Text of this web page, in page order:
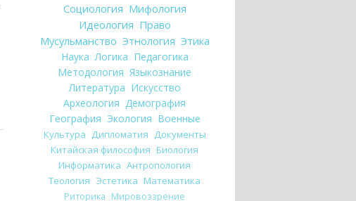
Социология Мифология
Идеология Право
Мусульманство Этнология Этика
Наука Логика Педагогика
Методология Языкознание
Литература Искусство
Археология Демография
География Экология Военные
Культура Дипломатия Документы
Китайская философия Биология
Информатика Антропология
Теология Эстетика Математика
Риторика Мировоззрение